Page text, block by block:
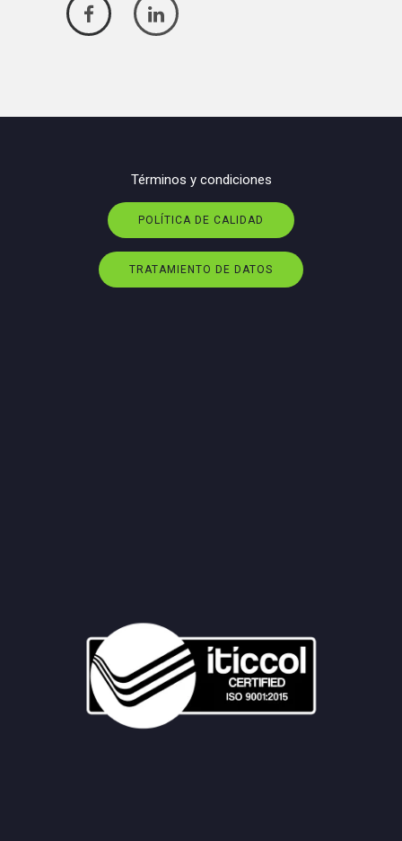
Términos y condiciones
POLÍTICA DE CALIDAD
TRATAMIENTO DE DATOS